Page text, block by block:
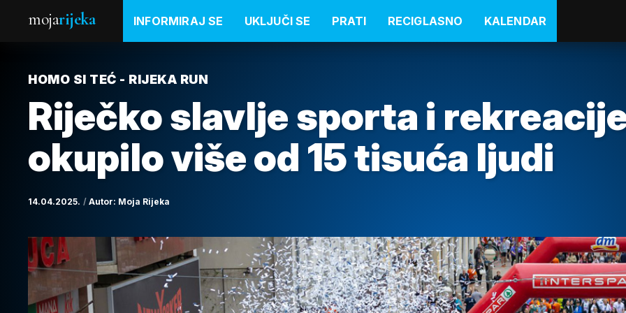
mojarijeka INFORMIRAJ SE UKLJUČI SE PRATI RECIGLASNO KALENDAR
HOMO SI TEĆ - RIJEKA RUN
Riječko slavlje sporta i
okupilo više od 15 tisuća ljudi
14.04.2025. Autor: Moja Rijeka